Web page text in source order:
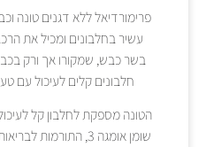
פרימורדיאל ללא דגנים טונה
עשיר בחלבונים ומכיל את
בשר כבש, שמקורו אך ורק
חלבונים קלים לעיכול עם
הטונה מספקת לחלבון קל
שומן אומגה 3,